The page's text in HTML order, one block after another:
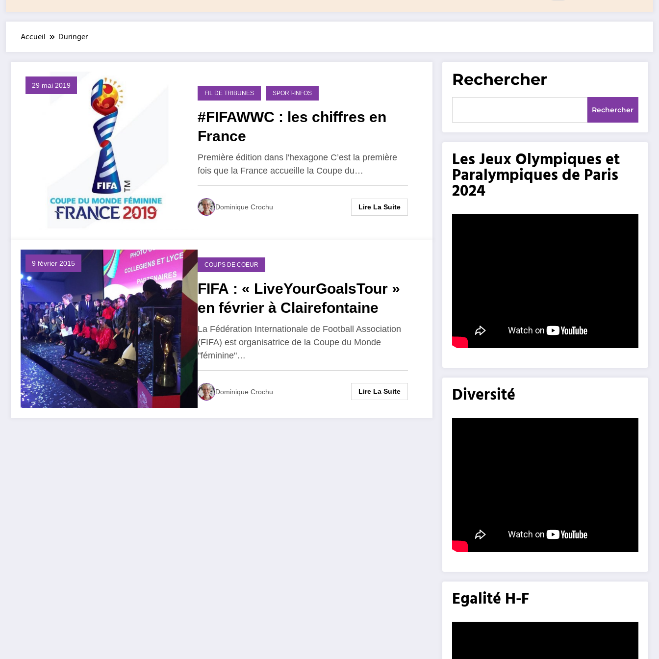
Accueil Duringer
29 mai 2019
FIL DE TRIBUNES SPORT-INFOS
#FIFAWWC : les chiffres en
France
Première édition dans l'hexagone C’est la première
fois que la France accueille la Coupe du…
Dominique Crochu Lire La Suite
9 février 2015 COUPS DE COEUR
FIFA : « LiveYourGoalsTour »
en février à Clairefontaine
La Fédération Internationale de Football Association
(FIFA) est organisatrice de la Coupe du Monde
"féminine"…
Dominique Crochu Lire La Suite
Rechercher
Rechercher
Les Jeux Olympiques et
Paralympiques de Paris
2024
Diversité
Egalité H-F